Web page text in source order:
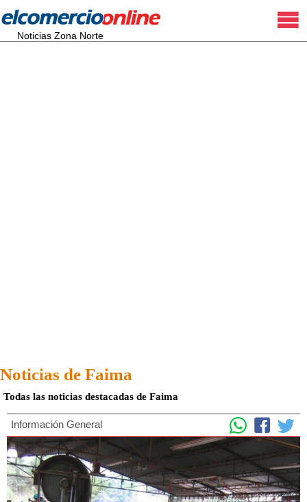
Noticias Zona Norte
Noticias de Faima
Todas las noticias destacadas de Faima
Información General